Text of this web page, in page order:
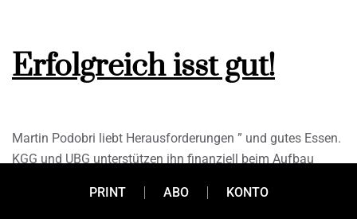
Erfolgreich isst gut!
Martin Podobri liebt Herausforderungen ” und gutes Essen.
KGG und UBG unterstützen ihn finanziell beim Aufbau
PRINT
ABO KONTO